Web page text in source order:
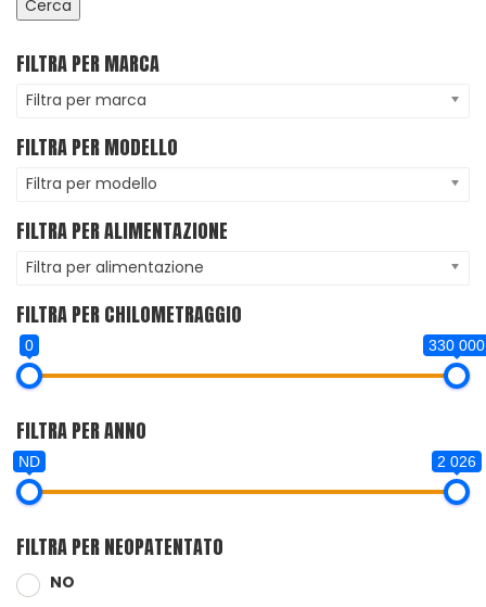
Cerca
FILTRA PER MARCA
Filtra per marca
FILTRA PER MODELLO
Filtra per modello
FILTRA PER ALIMENTAZIONE
Filtra per alimentazione
FILTRA PER CHILOMETRAGGIO
0 330 000
FILTRA PER ANNO
ND 2 026
FILTRA PER NEOPATENTATO
NO